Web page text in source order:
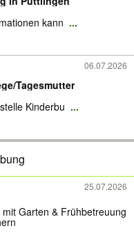
kann ...
06.07.2026
Tagesmutter
Kinderbu ...
25.07.2026
Garten & Frühbetreuung